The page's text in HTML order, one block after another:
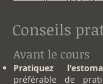
Conseils
Avant le cours
Pratiquez
préférable de